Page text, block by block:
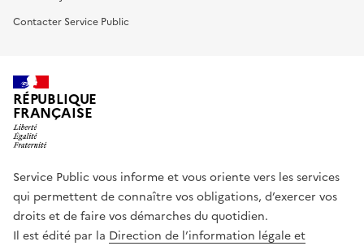
Contacter Service Public
RÉPUBLIQUE
FRANÇAISE
Service Public vous informe et vous oriente vers les services
qui permettent de connaître vos obligations, d’exercer vos
droits et de faire vos démarches du quotidien.
Il est édité par la Direction de l’information légale et